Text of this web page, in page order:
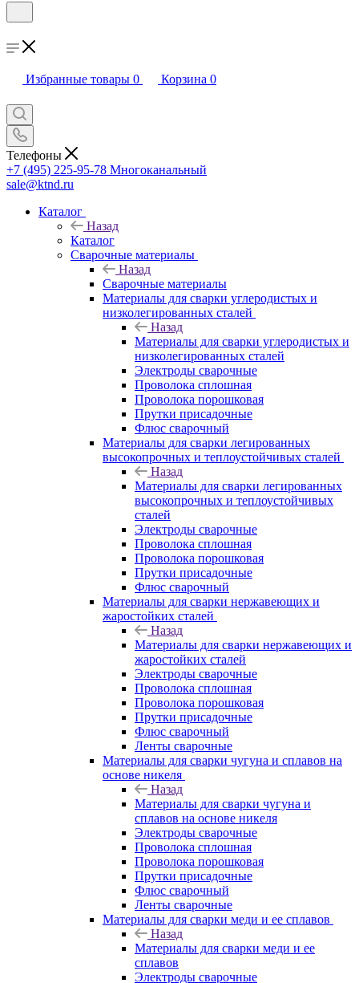
Избранные товары 0 Корзина 0
Телефоны
+7 (495) 225-95-78 Многоканальный
sale@ktnd.ru
Каталог
Назад
Каталог
Сварочные материалы
Назад
Сварочные материалы
Материалы для сварки углеродистых и
низколегированных сталей
Назад
Материалы для сварки углеродистых и
низколегированных сталей
Электроды сварочные
Проволока сплошная
Проволока порошковая
Прутки присадочные
Флюс сварочный
Материалы для сварки легированных
высокопрочных и теплоустойчивых сталей
Назад
Материалы для сварки легированных
высокопрочных и теплоустойчивых
сталей
Электроды сварочные
Проволока сплошная
Проволока порошковая
Прутки присадочные
Флюс сварочный
Материалы для сварки нержавеющих и
жаростойких сталей
Назад
Материалы для сварки нержавеющих и
жаростойких сталей
Электроды сварочные
Проволока сплошная
Проволока порошковая
Прутки присадочные
Флюс сварочный
Ленты сварочные
Материалы для сварки чугуна и сплавов на
основе никеля
Назад
Материалы для сварки чугуна и
сплавов на основе никеля
Электроды сварочные
Проволока сплошная
Проволока порошковая
Прутки присадочные
Флюс сварочный
Ленты сварочные
Материалы для сварки меди и ее сплавов
Назад
Материалы для сварки меди и ее
сплавов
Электроды сварочные